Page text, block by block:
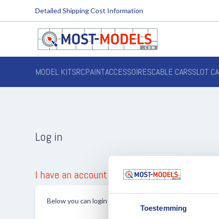
Toestemming
Detailed Shipping Cost Information
MODEL KITSRCPAINTACCESSOIRESCABLE CARSSLOT
Log in
I have an account
Below you can login with your existing account.